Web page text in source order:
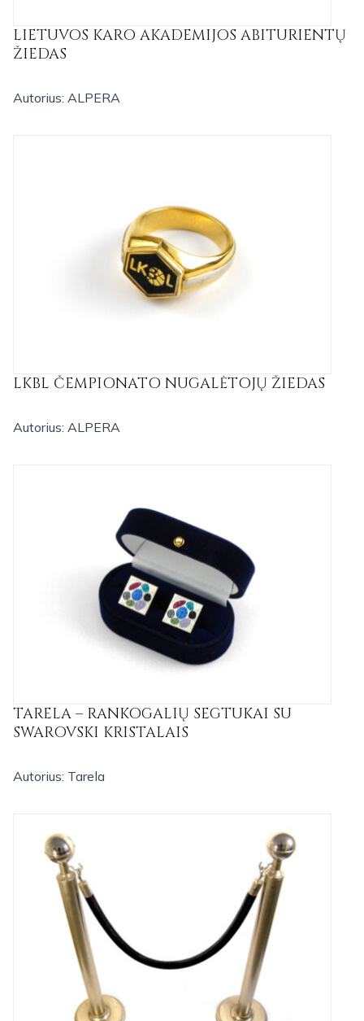
LIETUVOS KARO AKADEMIJOS ABITURIENTŲ
ŽIEDAS
Autorius: ALPERA
LKBL ČEMPIONATO NUGALĖTOJŲ ŽIEDAS
Autorius: ALPERA
TARELA – RANKOGALIŲ SEGTUKAI SU
SWAROVSKI KRISTALAIS
Autorius: Tarela